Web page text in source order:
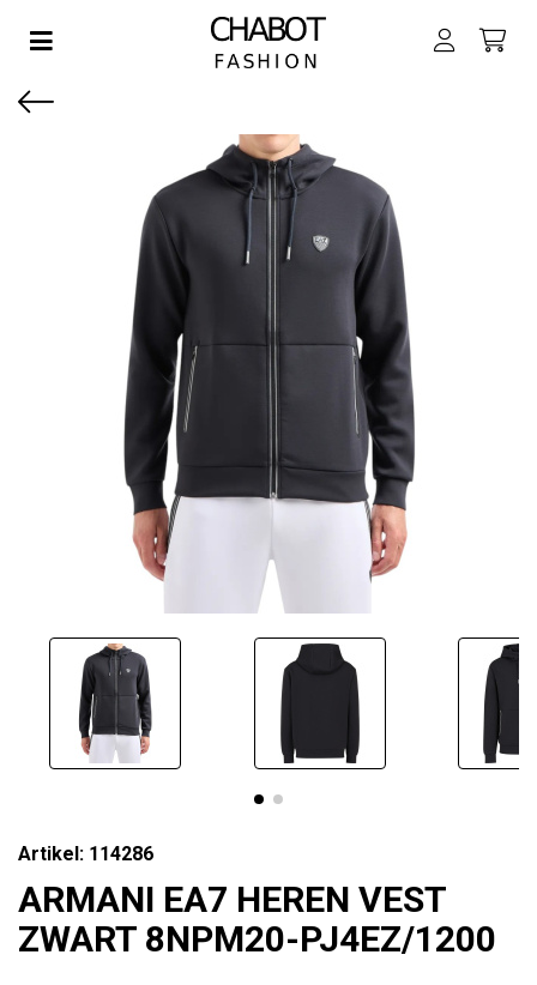
SUBMENU (DAMES)
SUBMENU (HEREN)
SUBMENU (JONGENS)
SUBMENU (MEISJES)
Toggle navigation
Artikel: 114286
ARMANI EA7 HEREN VEST
ZWART 8NPM20-PJ4EZ/1200